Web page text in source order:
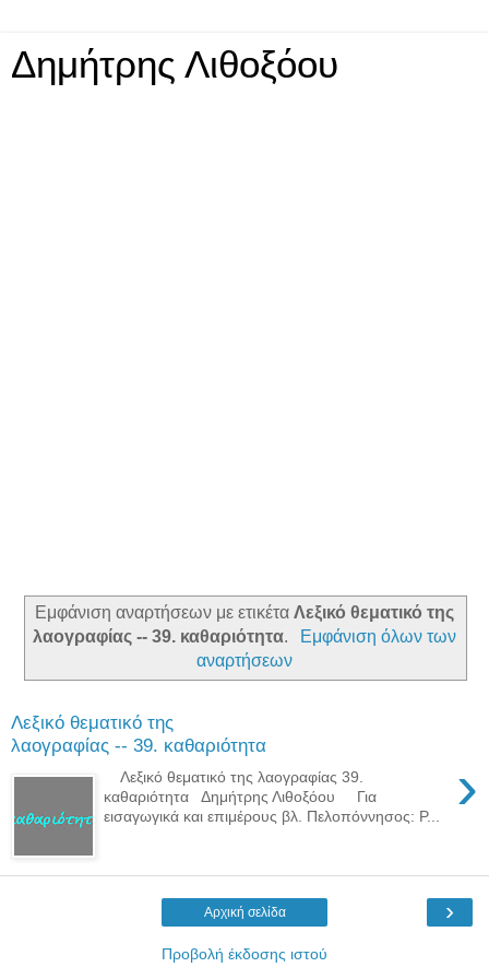
Δημήτρης Λιθοξόου
Εμφάνιση αναρτήσεων με ετικέτα Λεξικό θεματικό της
λαογραφίας -- 39. καθαριότητα.
Εμφάνιση όλων των
αναρτήσεων
Λεξικό θεματικό της
λαογραφίας -- 39. καθαριότητα
›
Λεξικό θεματικό της λαογραφίας 39.
καθαριότητα Δημήτρης Λιθοξόου Για
εισαγωγικά και επιμέρους βλ. Πελοπόννησος: Ρ...
›
Αρχική σελίδα
Προβολή έκδοσης ιστού